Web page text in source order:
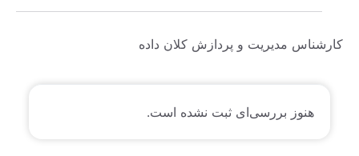
کارشناس مدیریت و پردازش کلان داده
هنوز بررسی‌ای ثبت نشده است.